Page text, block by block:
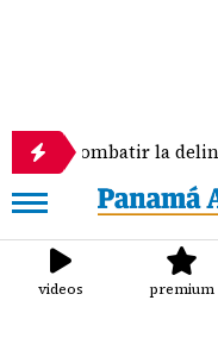
la delincuencia
videos premium